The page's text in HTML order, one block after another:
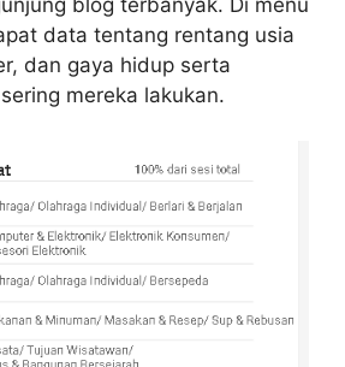
data tentang rentang usia
dan gaya hidup serta
mereka lakukan.